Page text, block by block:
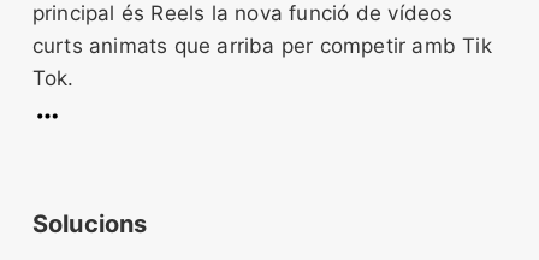
principal és Reels la nova funció de vídeos
curts animats que arriba per competir amb Tik
Tok.
Solucions